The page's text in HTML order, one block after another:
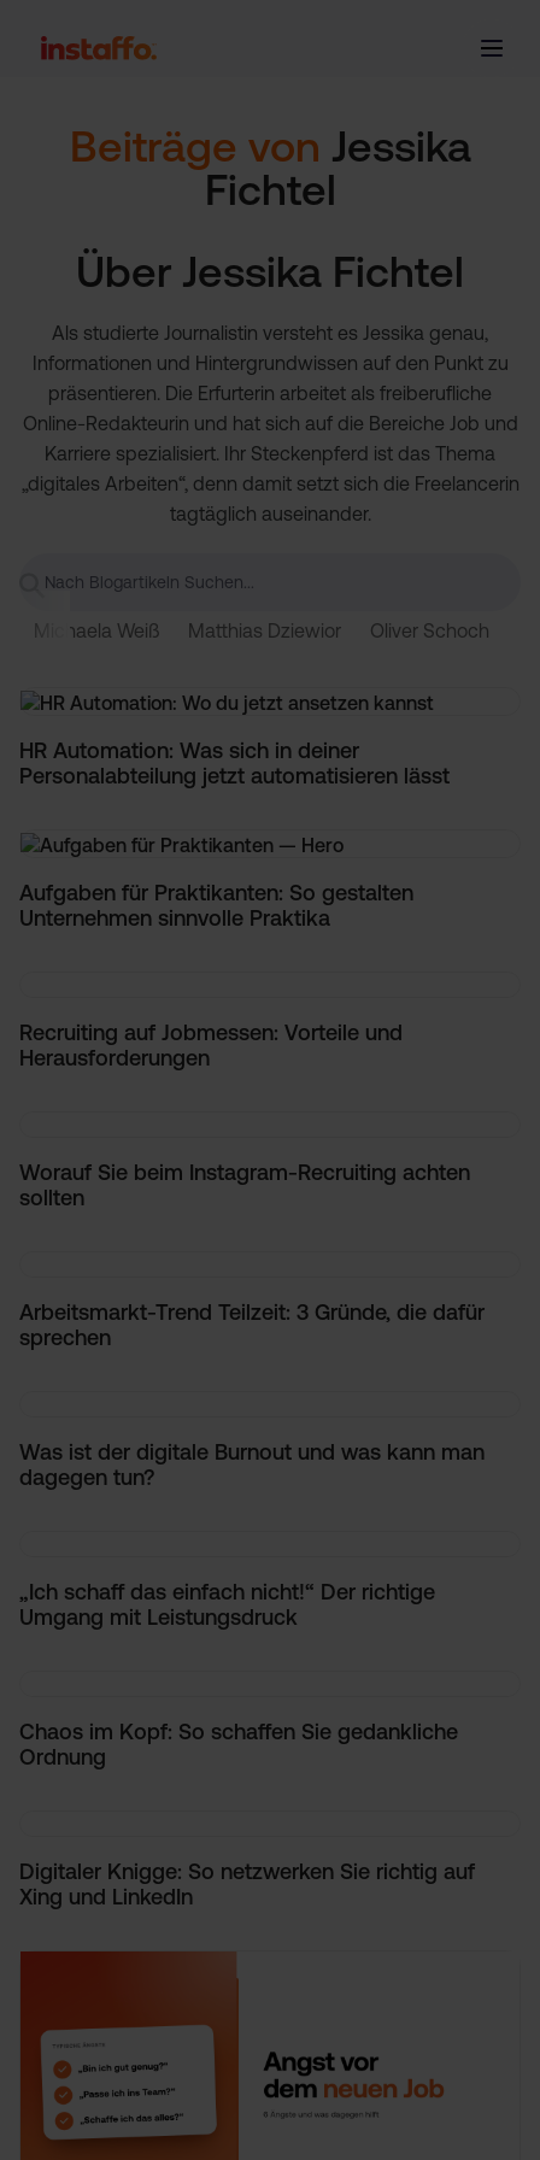
Beiträge von Jessika
Fichtel
Über Jessika Fichtel
Als studierte Journalistin versteht es Jessika genau,
Informationen und Hintergrundwissen auf den Punkt zu
präsentieren. Die Erfurterin arbeitet als freiberufliche
Online-Redakteurin und hat sich auf die Bereiche Job und
Karriere spezialisiert. Ihr Steckenpferd ist das Thema
„digitales Arbeiten“, denn damit setzt sich die Freelancerin
tagtäglich auseinander.
Michaela Weiß Matthias Dziewior Oliver Schoch
HR Automation: Was sich in deiner
Personalabteilung jetzt automatisieren lässt
Aufgaben für Praktikanten: So gestalten
Unternehmen sinnvolle Praktika
Recruiting auf Jobmessen: Vorteile und
Herausforderungen
Worauf Sie beim Instagram-Recruiting achten
sollten
Arbeitsmarkt-Trend Teilzeit: 3 Gründe, die dafür
sprechen
Was ist der digitale Burnout und was kann man
dagegen tun?
„Ich schaff das einfach nicht!“ Der richtige
Umgang mit Leistungsdruck
Chaos im Kopf: So schaffen Sie gedankliche
Ordnung
Digitaler Knigge: So netzwerken Sie richtig auf
Xing und LinkedIn